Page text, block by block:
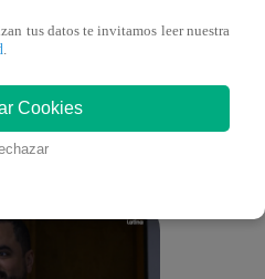
te puede
tus datos te invitamos leer nuestra
Cookies